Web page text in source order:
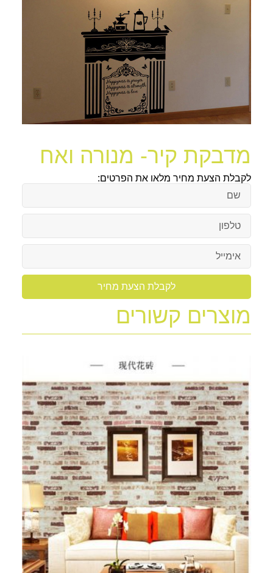
מדבקת קיר- מנורה ואח
לקבלת הצעת מחיר מלאו את הפרטים:
לקבלת הצעת מחיר
מוצרים קשורים